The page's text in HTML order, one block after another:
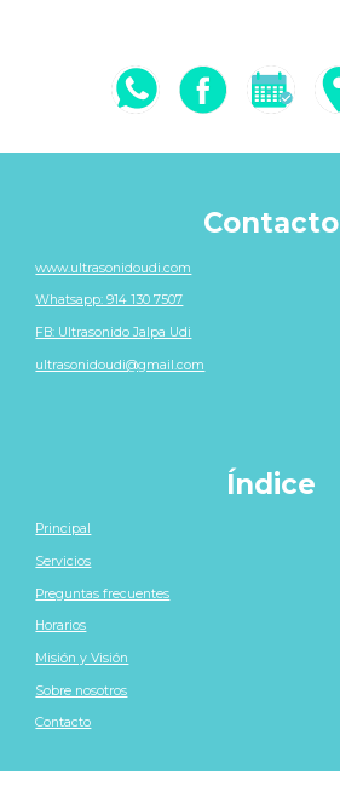
Contacto
www.ultrasonidoudi.com
Whatsapp: 914 130 7507
FB: Ultrasonido Jalpa Udi
ultrasonidoudi@gmail.com
Índice
Principal
Servicios
Preguntas frecuentes
Horarios
Misión y Visión
Sobre nosotros
Contacto